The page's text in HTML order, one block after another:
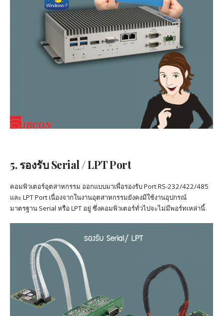
5. รองรับ Serial / LPT Port
คอมพิวเตอร์อุตสาหกรรม ออกแบบมาเพื่อรองรับ Port RS-232/422/485
และ LPT Port เนื่องจากในงานอุตสาหกรรมยังคงมีใช้งานอุปกรณ์
มาตรฐาน Serial หรือ LPT อยู่ ซึ่งคอมพิวเตอร์ทั่วไปจะไม่มีพอร์ทเหล่านี้